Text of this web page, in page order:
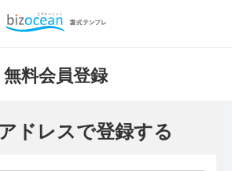
無料会員登録
ドレスで登録する